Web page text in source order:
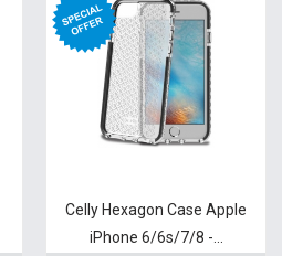
Celly Hexagon Case Apple
iPhone 6/6s/7/8 -...